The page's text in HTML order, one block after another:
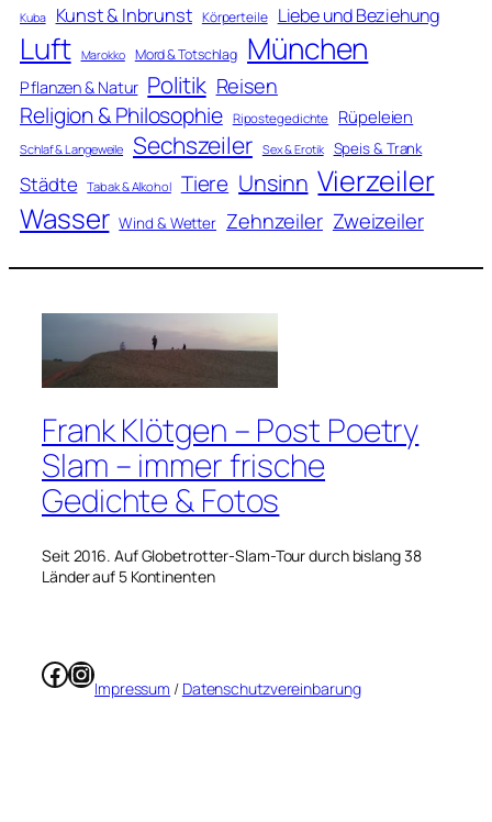
Kuba Kunst & Inbrunst Körperteile Liebe und Beziehung
Luft Marokko Mord & Totschlag München
Pflanzen & Natur Politik Reisen
Religion & Philosophie Ripostegedichte Rüpeleien
Schlaf & Langeweile Sechszeiler Sex & Erotik Speis & Trank
Städte Tabak & Alkohol Tiere Unsinn Vierzeiler
Wasser Wind & Wetter Zehnzeiler Zweizeiler
Frank Klötgen – Post Poetry
Slam – immer frische
Gedichte & Fotos
Seit 2016. Auf Globetrotter-Slam-Tour durch bislang 38
Länder auf 5 Kontinenten
Facebook
Instagram
Impressum / Datenschutzvereinbarung